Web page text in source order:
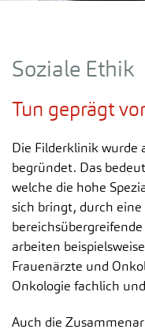
Soziale Ethik
Tun geprägt
Die Filderklinik wurde
begründet. Das
welche die hohe
sich bringt, durch
arbeiten
Frauenärzte und
Onkologie fachlich
Auch die